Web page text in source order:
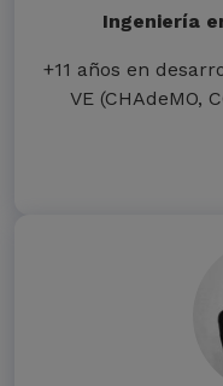
Ingeniería
+11 años en
VE (CHAdeMO,